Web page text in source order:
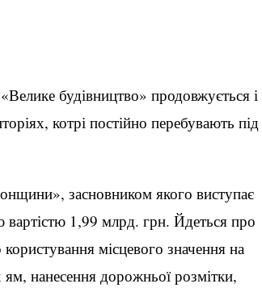
будівництво» продовжується і
котрі постійно перебувають під
засновником якого виступає
вартістю 1,99 млрд. грн. Йдеться про
місцевого значення на
нанесення дорожньої розмітки,